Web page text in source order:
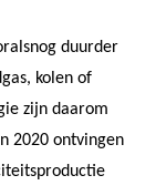
duurder
kolen of
zijn daarom
2020 ontvingen